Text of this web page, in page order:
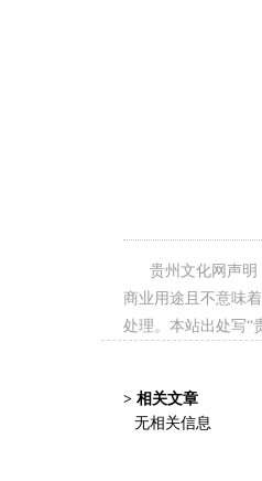
贵州文化网声
商业用途且不意味
处理。本站出处写“
> 相关文章
无相关信息